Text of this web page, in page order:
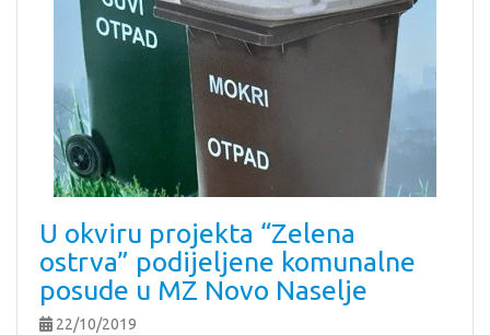
U okviru projekta “Zelena
ostrva” podijeljene komunalne
posude u MZ Novo Naselje
22/10/2019